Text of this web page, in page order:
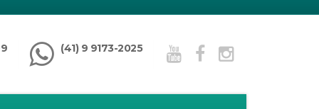
(41) 9 9173-2025